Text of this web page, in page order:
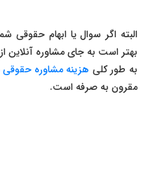
البته اگر سوال یا ابهام حقوقی
بهتر است به جای مشاوره آنلاین
به طور کلی هزینه مشاوره حقوقی
مقرون به صرفه است.